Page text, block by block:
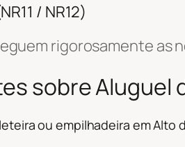
/ NR12)
rigorosamente as
sobre Aluguel
ou empilhadeira em Alto